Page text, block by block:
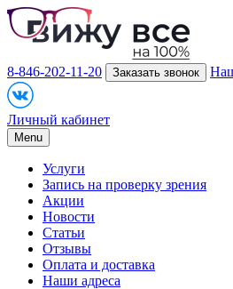
8-846-202-11-20 Заказать звонок
Личный кабинет
Menu
Услуги
Запись на проверку зрения
Акции
Новости
Статьи
Отзывы
Оплата и доставка
Наши адреса